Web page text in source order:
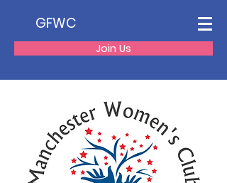
GFWC
Join Us